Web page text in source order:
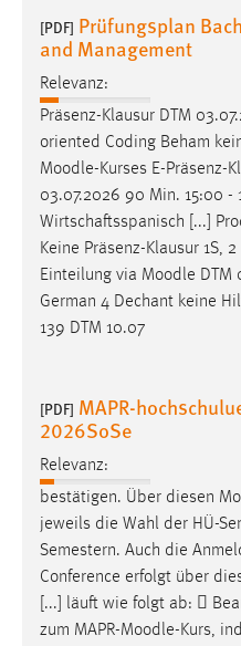
[PDF] Prüfungsplan
and Management
Relevanz:
Präsenz-Klausur DTM
oriented Coding Beham
Moodle-Kurses E-Präsenz-
03.07.2026 90 Min. 15:00 -
Wirtschaftsspanisch [...]
Keine Präsenz-Klausur 1S,
Einteilung via Moodle DTM
German 4 Dechant keine
139 DTM 10.07
[PDF] MAPR-
2026SoSe
Relevanz:
bestätigen. Über diesen
jeweils die Wahl der HÜ-
Semestern. Auch die
Conference erfolgt über
[...] läuft wie folgt ab: 
zum MAPR-Moodle-Kurs,